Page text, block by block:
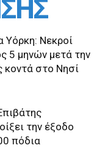
Υόρκη: Νεκροί
5 μηνών μετά την
κοντά στο Νησί
την έξοδο
πόδια